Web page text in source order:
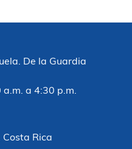
De la Guardia
a.m. a 4:30 p.m.
Rica